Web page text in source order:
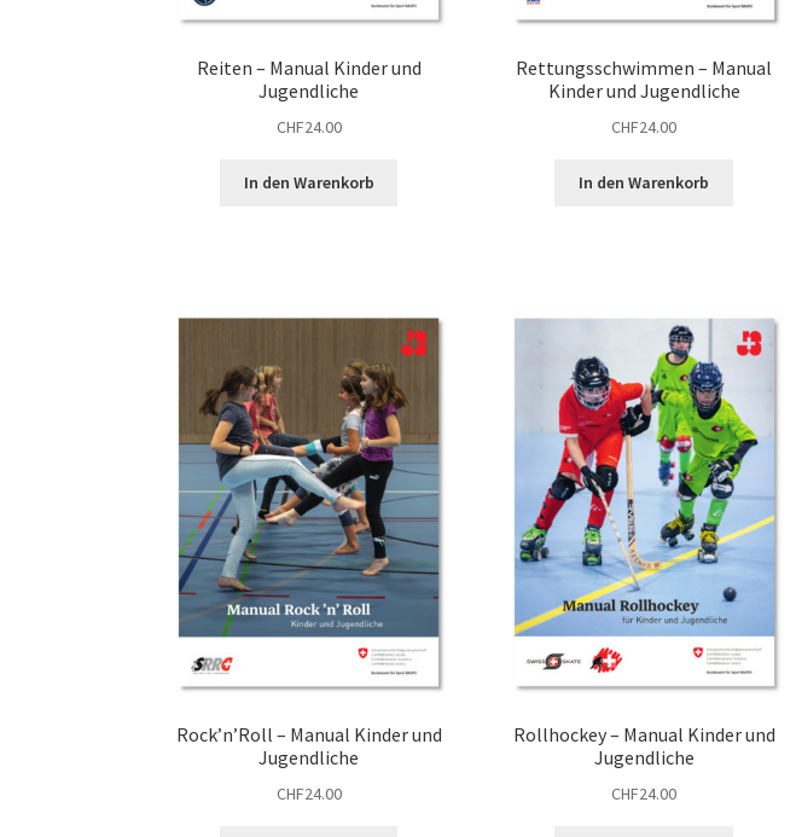
Reiten – Manual Kinder und
Jugendliche
CHF24.00
In den Warenkorb
Rettungsschwimmen – Manual
Kinder und Jugendliche
CHF24.00
In den Warenkorb
Rock’n’Roll – Manual Kinder und
Jugendliche
CHF24.00
Rollhockey – Manual Kinder und
Jugendliche
CHF24.00